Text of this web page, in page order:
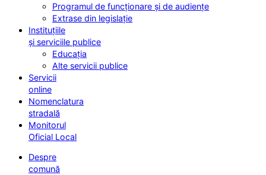
Programul de funcționare și de audiențe
Extrase din legislație
Instituțiile
și serviciile publice
Educația
Alte servicii publice
Servicii
online
Nomenclatura
stradală
Monitorul
Oficial Local
Despre
comună